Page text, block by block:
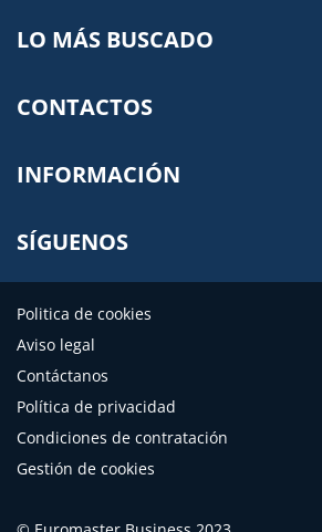
LO MÁS BUSCADO
CONTACTOS
INFORMACIÓN
SÍGUENOS
Politica de cookies
Aviso legal
Contáctanos
Política de privacidad
Condiciones de contratación
Gestión de cookies